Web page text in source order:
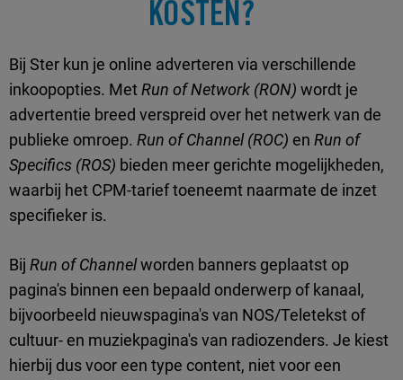
KOSTEN?
Bij Ster kun je online adverteren via verschillende
inkoopopties. MetRun of Network (RON) wordt je
advertentie breed verspreid over het netwerk van de
publieke omroep. Run of Channel (ROC) en Run of
Specifics (ROS) bieden meer gerichte mogelijkheden,
waarbij het CPM-tarief toeneemt naarmate de inzet
specifieker is.
Bij Run of Channelworden banners geplaatst op
pagina's binnen een bepaald onderwerp of kanaal,
bijvoorbeeld nieuwspagina's van NOS/Teletekst of
cultuur- en muziekpagina's van radiozenders. Je kiest
hierbij dus voor een type content, niet voor een